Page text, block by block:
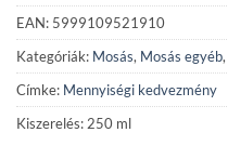
EAN: 5999109521910
Kategóriák: Mosás, Mosás egyéb,
Címke: Mennyiségi kedvezmény
Kiszerelés: 250 ml